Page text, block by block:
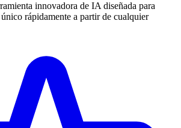
innovadora de IA diseñada para
rápidamente a partir de cualquier